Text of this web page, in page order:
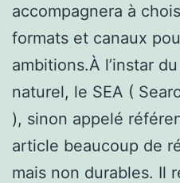
accompagnera à
formats et canaux
ambitions.À l’instar
naturel, le SEA (
), sinon appelé
article beaucoup de
mais non durables. Il